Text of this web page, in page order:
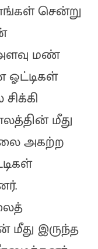
சென்று
அளவு மண்
ஓட்டிகள்
மீது
அகற்ற
மீது இருந்த